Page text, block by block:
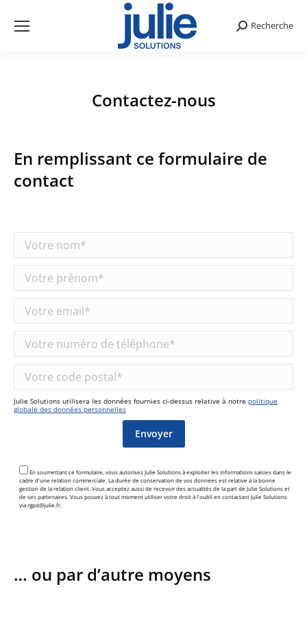
Search:
Recherche
Contactez-nous
En remplissant ce formulaire de
contact
Julie Solutions utilisera les données fournies ci-dessus relative à notre politique
globale des données personnelles
En soumettant ce formulaire, vous autorisez Julie Solutions à exploiter les informations saisies dans le
cadre d'une relation commerciale. La durée de conservation de vos données est relative à la bonne
gestion de la relation client. Vous acceptez aussi de recevoir des actualités de la part de Julie Solutions et
de ses partenaires. Vous pouvez à tout moment utiliser votre droit à l'oubli en contactant Julie Solutions
via rgpd@julie.fr.
… ou par d’autre moyens